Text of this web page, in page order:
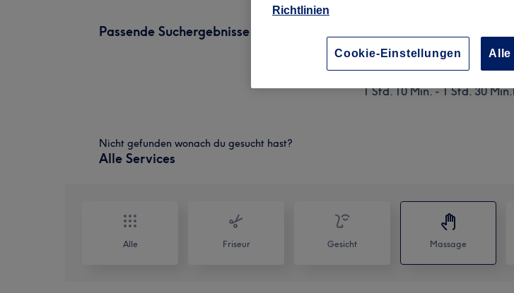
Passende Suchergebnisse
1 Std. - 1 Std. 10 Min.
Ladies Day - Head Spa (für
1 Std. 10 Min. - 1 Std. 30 Min.
Nicht gefunden wonach du gesucht hast?
Alle Services
Alle Friseur Gesicht Massage
Richtlinien
Cookie-Einstellungen Alle